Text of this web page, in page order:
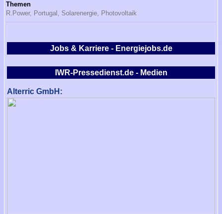
Themen
R.Power, Portugal, Solarenergie, Photovoltaik
Jobs & Karriere - Energiejobs.de
IWR-Pressedienst.de - Medien
Alterric GmbH: